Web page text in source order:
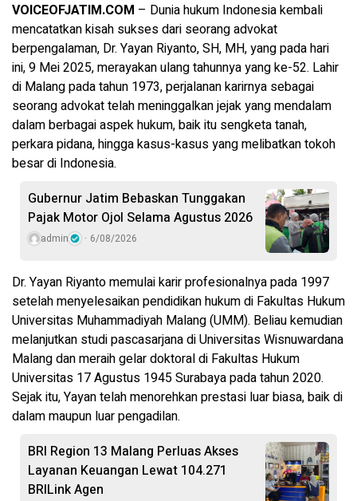
VOICEOFJATIM.COM – Dunia hukum Indonesia kembali
mencatatkan kisah sukses dari seorang advokat
berpengalaman, Dr. Yayan Riyanto, SH, MH, yang pada hari
ini, 9 Mei 2025, merayakan ulang tahunnya yang ke-52. Lahir
di Malang pada tahun 1973, perjalanan karirnya sebagai
seorang advokat telah meninggalkan jejak yang mendalam
dalam berbagai aspek hukum, baik itu sengketa tanah,
perkara pidana, hingga kasus-kasus yang melibatkan tokoh
besar di Indonesia.
Gubernur Jatim Bebaskan Tunggakan
Pajak Motor Ojol Selama Agustus 2026
admin 6/08/2026
Dr. Yayan Riyanto memulai karir profesionalnya pada 1997
setelah menyelesaikan pendidikan hukum di Fakultas Hukum
Universitas Muhammadiyah Malang (UMM). Beliau kemudian
melanjutkan studi pascasarjana di Universitas Wisnuwardana
Malang dan meraih gelar doktoral di Fakultas Hukum
Universitas 17 Agustus 1945 Surabaya pada tahun 2020.
Sejak itu, Yayan telah menorehkan prestasi luar biasa, baik di
dalam maupun luar pengadilan.
BRI Region 13 Malang Perluas Akses
Layanan Keuangan Lewat 104.271
BRILink Agen